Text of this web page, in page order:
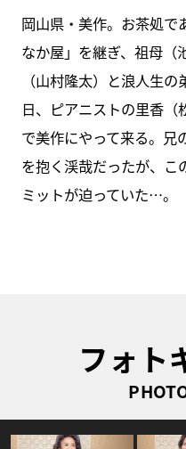
岡山県・美作。お茶処で
なか屋」を継ぎ、祖母（
（山村隆太）と浪人生
日、ピアニストの里香（
で美作にやって来る。兄
を抱く渓哉だったが、こ
ミットが迫っていた…。
フォト